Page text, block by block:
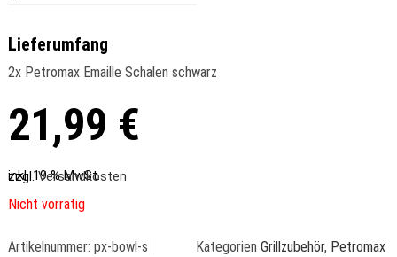
Lieferumfang
2x Petromax Emaille Schalen schwarz
21,99 €
inkl. 19 % MwSt.
zzgl.Versandkosten
Nicht vorrätig
Artikelnummer: px-bowl-s Kategorien Grillzubehör, Petromax